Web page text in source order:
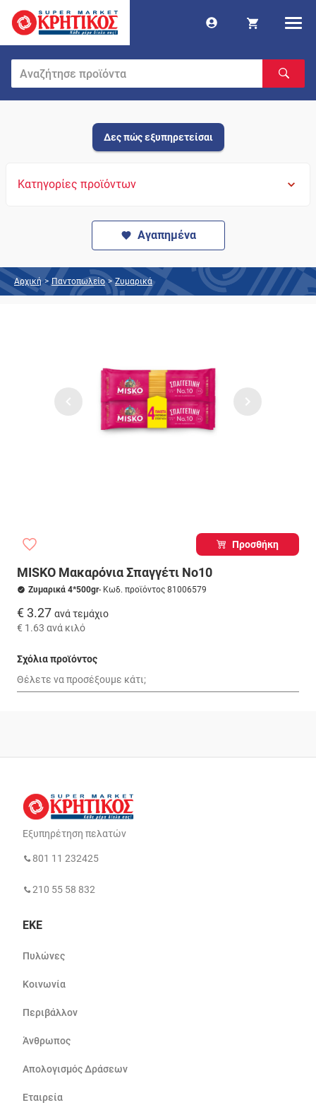
Δες πώς εξυπηρετείσαι
Κατηγορίες προϊόντων
Αγαπημένα
Αρχική > Παντοπωλείο > Ζυμαρικά
Προσθήκη
MISKO Μακαρόνια Σπαγγέτι Νο10
Ζυμαρικά 4*500gr- Κωδ. προϊόντος 81006579
€ 3.27 ανά τεμάχιο
€ 1.63 ανά κιλό
Σχόλια προϊόντος
Εξυπηρέτηση πελατών
801 11 232425
210 55 58 832
ΕΚΕ
Πυλώνες
Κοινωνία
Περιβάλλον
Άνθρωπος
Απολογισμός Δράσεων
Εταιρεία